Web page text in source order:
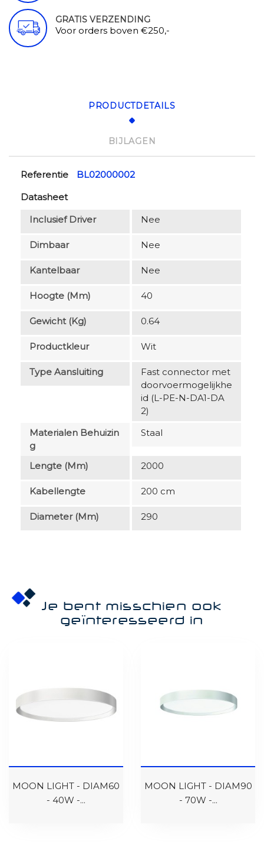
GRATIS VERZENDING
Voor orders boven €250,-
PRODUCTDETAILS
BIJLAGEN
Referentie
BL02000002
Datasheet
Inclusief Driver
Nee
Dimbaar Nee
Kantelbaar Nee
Hoogte (mm) 40
Gewicht (kg) 0.64
Productkleur Wit
Type Aansluiting
Fast connector met
doorvoermogelijkhe
id (L-PE-N-DA1-DA
2)
Materialen Behuizin
G
Staal
Lengte (mm) 2000
Kabellengte 200 cm
Diameter (mm) 290
Je bent misschien ook
geïnteresseerd in
MOON LIGHT - DIAM60
- 40W -...
MOON LIGHT - DIAM90
- 70W -...